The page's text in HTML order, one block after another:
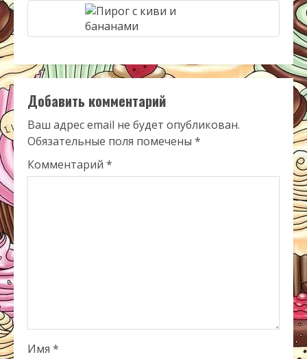
Добавить комментарий
Ваш адрес email не будет опубликован.
Обязательные поля помечены *
Комментарий *
Имя *